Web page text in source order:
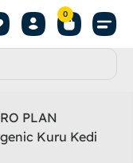
0
PLAN
Kuru Kedi